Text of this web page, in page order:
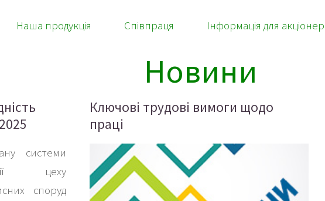
Новини
Наша продукція Співпраця Інформація для
системи
цеху
споруд
Ключові трудові вимоги щодо
праці